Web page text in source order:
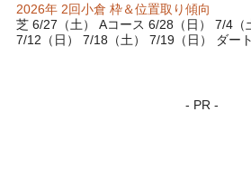
2026年 2回小倉 枠＆位置取り傾向
芝 6/27（土） Aコース 6/28（日） 7/4（
7/12（日） 7/18（土） 7/19（日） ダー
- PR -